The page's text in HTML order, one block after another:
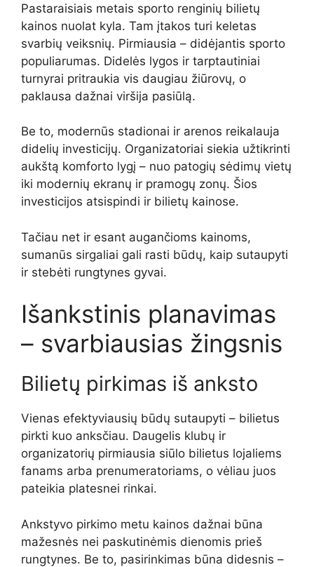
Pastaraisiais metais sporto renginių bilietų
kainos nuolat kyla. Tam įtakos turi keletas
svarbių veiksnių. Pirmiausia – didėjantis sporto
populiarumas. Didelės lygos ir tarptautiniai
turnyrai pritraukia vis daugiau žiūrovų, o
paklausa dažnai viršija pasiūlą.
Be to, modernūs stadionai ir arenos reikalauja
didelių investicijų. Organizatoriai siekia užtikrinti
aukštą komforto lygį – nuo patogių sėdimų vietų
iki modernių ekranų ir pramogų zonų. Šios
investicijos atsispindi ir bilietų kainose.
Tačiau net ir esant augančioms kainoms,
sumanūs sirgaliai gali rasti būdų, kaip sutaupyti
ir stebėti rungtynes gyvai.
Išankstinis planavimas
– svarbiausias žingsnis
Bilietų pirkimas iš anksto
Vienas efektyviausių būdų sutaupyti – bilietus
pirkti kuo anksčiau. Daugelis klubų ir
organizatorių pirmiausia siūlo bilietus lojaliems
fanams arba prenumeratoriams, o vėliau juos
pateikia platesnei rinkai.
Ankstyvo pirkimo metu kainos dažnai būna
mažesnės nei paskutinėmis dienomis prieš
rungtynes. Be to, pasirinkimas būna didesnis –